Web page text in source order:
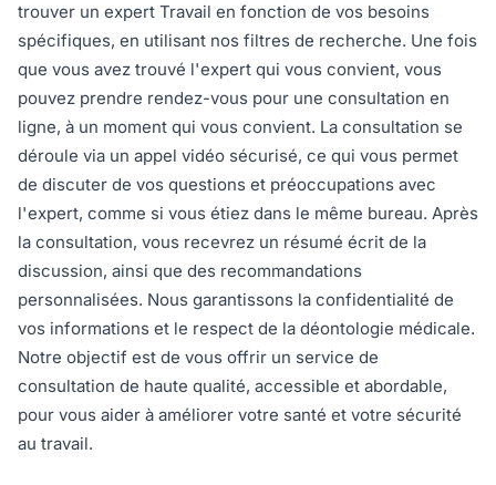
trouver un expert Travail en fonction de vos besoins
spécifiques, en utilisant nos filtres de recherche. Une fois
que vous avez trouvé l'expert qui vous convient, vous
pouvez prendre rendez-vous pour une consultation en
ligne, à un moment qui vous convient. La consultation se
déroule via un appel vidéo sécurisé, ce qui vous permet
de discuter de vos questions et préoccupations avec
l'expert, comme si vous étiez dans le même bureau. Après
la consultation, vous recevrez un résumé écrit de la
discussion, ainsi que des recommandations
personnalisées. Nous garantissons la confidentialité de
vos informations et le respect de la déontologie médicale.
Notre objectif est de vous offrir un service de
consultation de haute qualité, accessible et abordable,
pour vous aider à améliorer votre santé et votre sécurité
au travail.